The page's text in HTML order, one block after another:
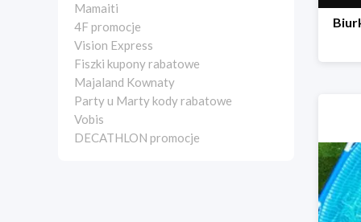
Mamaiti
4F promocje
Vision Express
Fiszki kupony rabatowe
Majaland Kownaty
Party u Marty kody rabatowe
Vobis
DECATHLON promocje